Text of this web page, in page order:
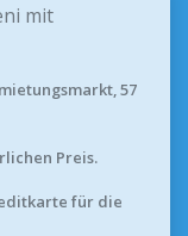
mit
57
Preis.
für die